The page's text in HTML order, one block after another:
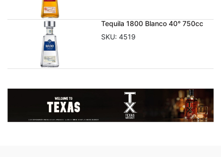
Tequila 1800 Blanco 40° 750cc
SKU: 4519